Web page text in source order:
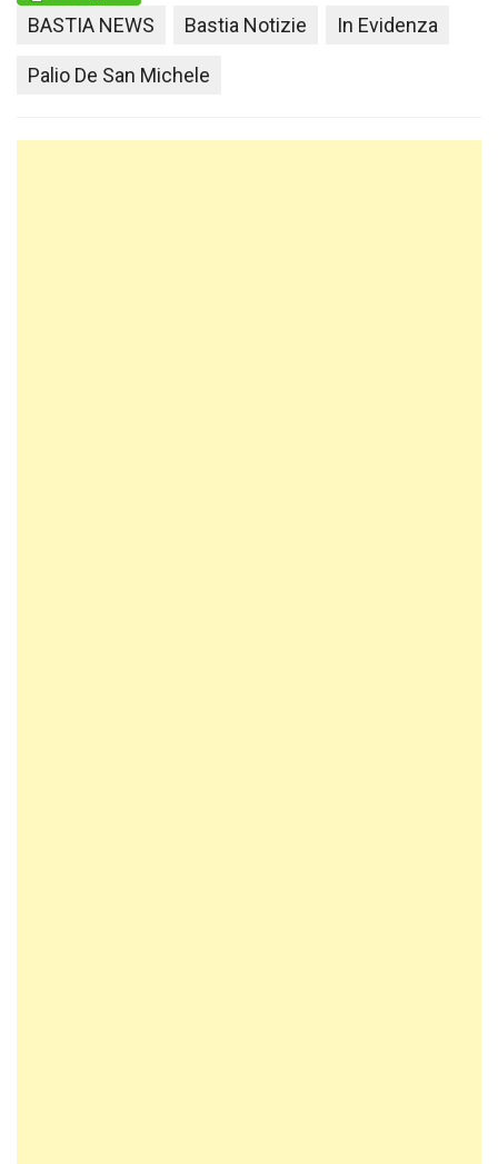
BASTIA NEWS Bastia Notizie In Evidenza
Palio De San Michele